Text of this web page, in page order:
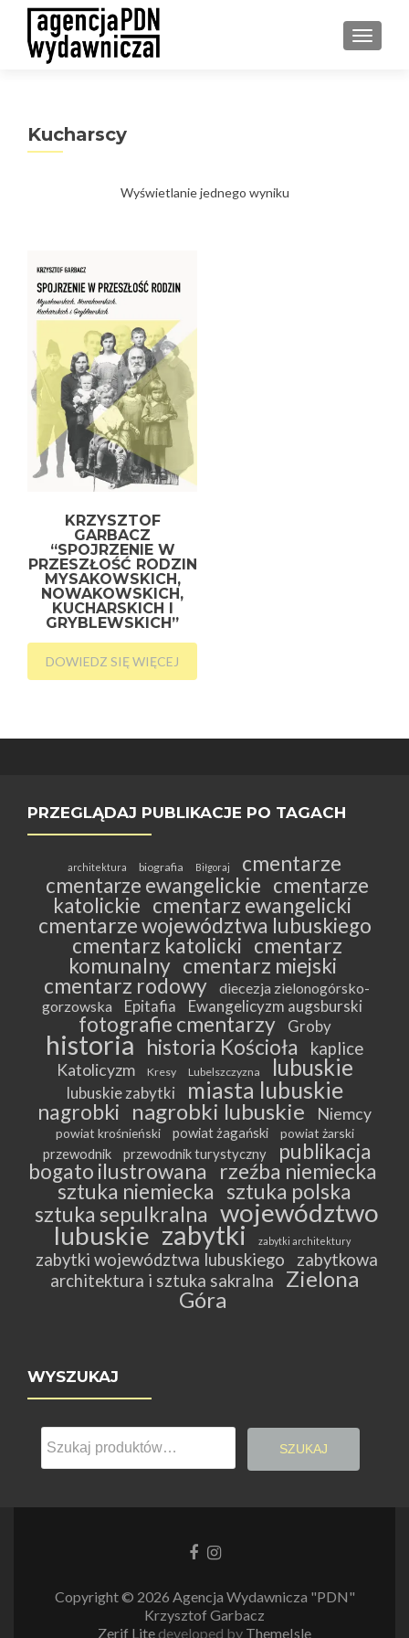
Kucharscy
Wyświetlanie jednego wyniku
KRZYSZTOF
GARBACZ
“SPOJRZENIE W
PRZESZŁOŚĆ RODZIN
MYSAKOWSKICH,
NOWAKOWSKICH,
KUCHARSKICH I
GRYBLEWSKICH”
DOWIEDZ SIĘ WIĘCEJ
PRZEGLĄDAJ PUBLIKACJE PO TAGACH
architektura biografia Biłgoraj
cmentarze
cmentarze ewangelickie cmentarze
katolickie cmentarz ewangelicki
cmentarze województwa lubuskiego
cmentarz katolicki cmentarz
komunalny cmentarz miejski
cmentarz rodowy
diecezja zielonogórsko-
gorzowska
Epitafia Ewangelicyzm augsburski
fotografie cmentarzy Groby
historia historia Kościoła kaplice
Katolicyzm Kresy Lubelszczyzna lubuskie
lubuskie zabytki miasta lubuskie
nagrobki nagrobki lubuskie Niemcy
powiat krośnieński powiat żagański powiat żarski
przewodnik przewodnik turystyczny
publikacja
bogato ilustrowana
rzeźba niemiecka
sztuka niemiecka sztuka polska
sztuka sepulkralna województwo
lubuskie zabytki zabytki architektury
zabytki województwa lubuskiego
zabytkowa
architektura i sztuka sakralna
Zielona
Góra
WYSZUKAJ
Szukaj:
SZUKAJ
LinkLink
Copyright © 2026 Agencja Wydawnicza "PDN"
Krzysztof Garbacz
Zerif Lite developed by ThemeIsle